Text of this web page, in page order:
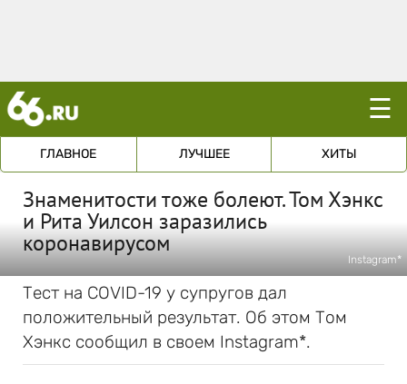
☰
ГЛАВНОЕ ЛУЧШЕЕ ХИТЫ
Знаменитости тоже болеют. Том Хэнкс
и Рита Уилсон заразились
коронавирусом
Instagram*
Тест на COVID-19 у супругов дал
положительный результат. Об этом Том
Хэнкс сообщил в своем Instagram*.